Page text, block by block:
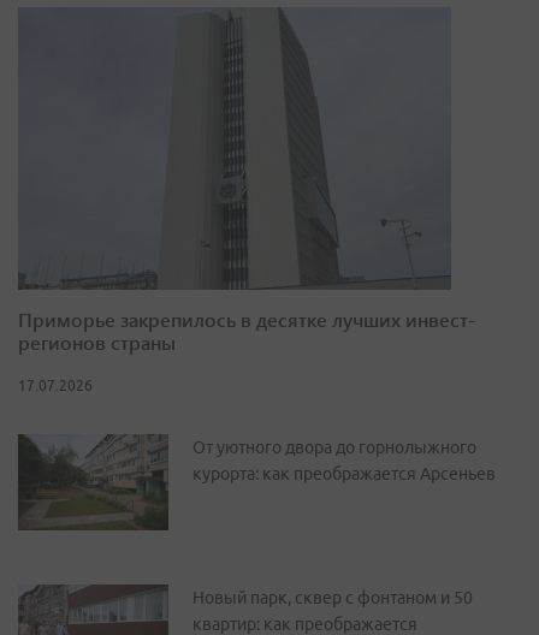
Приморье закрепилось в десятке лучших инвест-
регионов страны
17.07.2026
От уютного двора до горнолыжного
курорта: как преображается Арсеньев
Новый парк, сквер с фонтаном и 50
квартир: как преображается